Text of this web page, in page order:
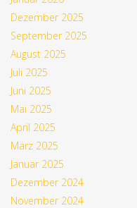
Dezember 2025
September 2025
August 2025
Juli 2025
Juni 2025
Mai 2025
April 2025
März 2025
Januar 2025
Dezember 2024
November 2024